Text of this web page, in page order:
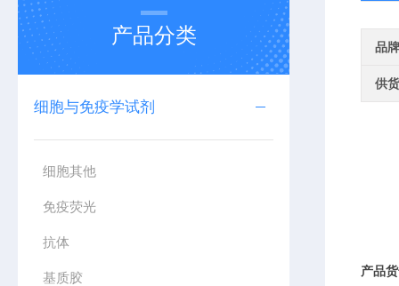
产品分类
细胞与免疫学试剂
细胞其他
免疫荧光
抗体
基质胶
品牌
供
产品